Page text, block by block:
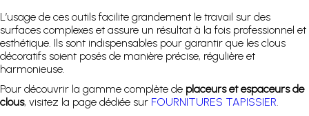
L’usage de ces outils facilite grandement le travail sur des
surfaces complexes et assure un résultat à la fois professionnel et
esthétique. Ils sont indispensables pour garantir que les clous
décoratifs soient posés de manière précise, régulière et
harmonieuse.
Pour découvrir la gamme complète de placeurs et espaceurs de
clous, visitez la page dédiée sur FOURNITURES TAPISSIER.